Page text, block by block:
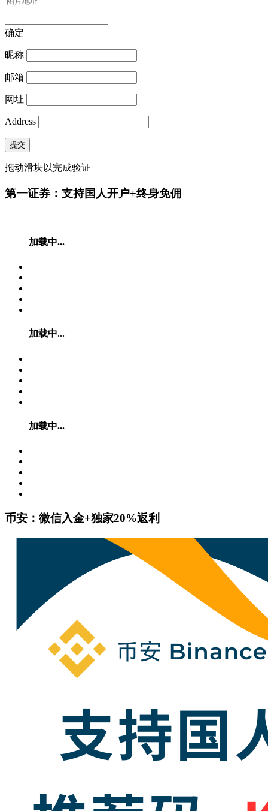
确定
昵称
邮箱
网址
Address
提交
拖动滑块以完成验证
第一证券：支持国人开户+终身免佣
加载中...
加载中...
加载中...
币安：微信入金+独家20%返利